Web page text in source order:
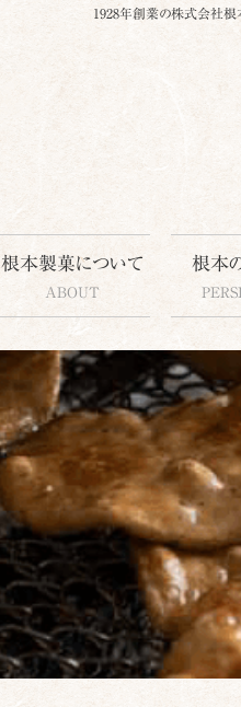
1928年創業の株式会社根
根本製菓について
ABOUT
根本